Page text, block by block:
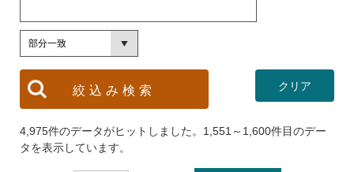
4,975件のデータがヒットしました。1,551～1,600件目のデー
タを表示しています。